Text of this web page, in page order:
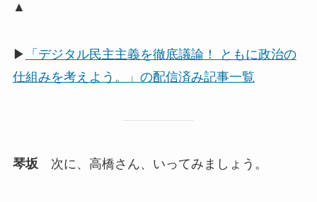
▲
▶
「デジタル民主主義を徹底議論！ ともに政治の
仕組みを考えよう。」の配信済み記事一覧
琴坂 次に、高橋さん、いってみましょう。